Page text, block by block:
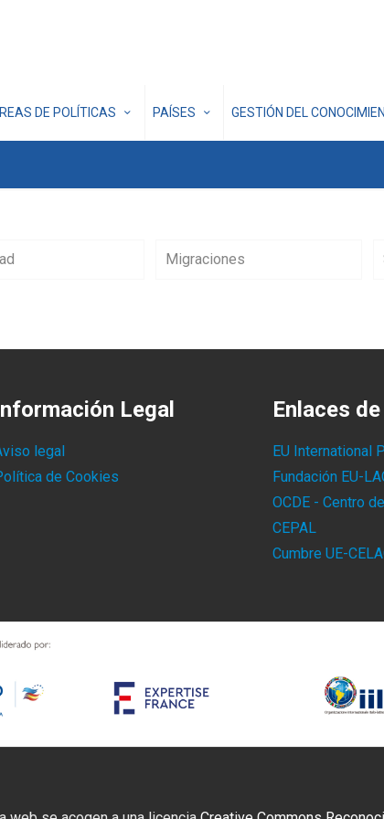
DE POLÍTICAS PAÍSES GESTIÓN DEL
Migraciones
Legal
legal
de Cookies
Enlaces
EU International
Fundación EU-
OCDE - Centro
CEPAL
Cumbre UE-